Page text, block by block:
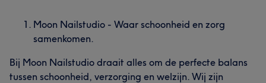
Moon Nailstudio - Waar schoonheid en zorg
samenkomen.
Bij Moon Nailstudio draait alles om de perfecte balans
tussen schoonheid, verzorging en welzijn. Wij zijn